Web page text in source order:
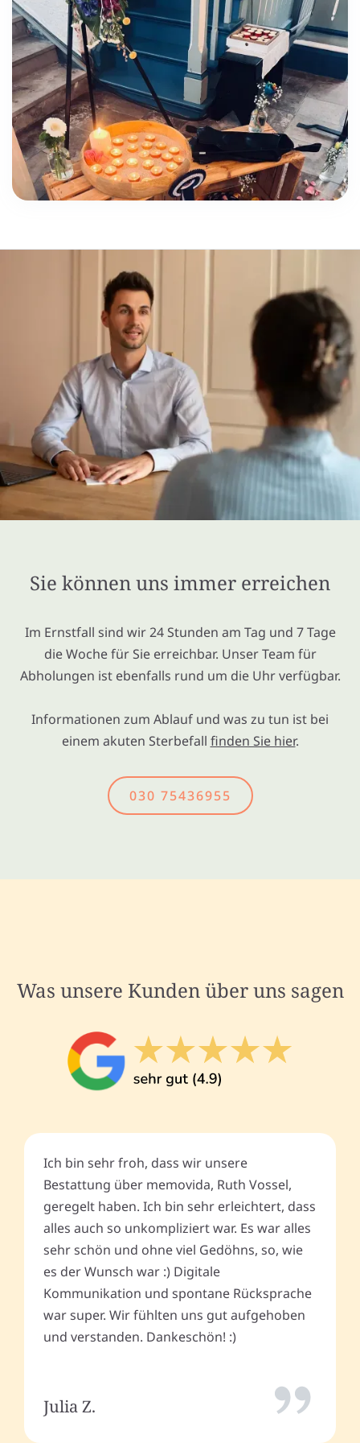
Sie können uns immer erreichen
Im Ernstfall sind wir 24 Stunden am Tag und 7 Tage
die Woche für Sie erreichbar. Unser Team für
Abholungen ist ebenfalls rund um die Uhr verfügbar.
Informationen zum Ablauf und was zu tun ist bei
einem akuten Sterbefall finden Sie hier.
030 75436955
Was unsere Kunden über uns sagen
Ich bin sehr froh, dass wir unsere
Bestattung über memovida, Ruth Vossel,
geregelt haben. Ich bin sehr erleichtert, dass
alles auch so unkompliziert war. Es war alles
sehr schön und ohne viel Gedöhns, so, wie
es der Wunsch war :) Digitale
Kommunikation und spontane Rücksprache
war super. Wir fühlten uns gut aufgehoben
und verstanden. Dankeschön! :)
Julia Z.